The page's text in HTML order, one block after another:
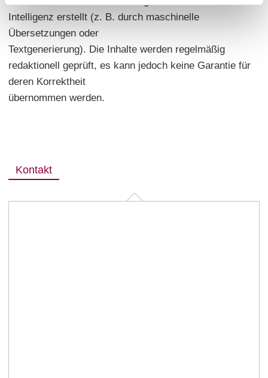
Intelligenz erstellt (z. B. durch maschinelle
Übersetzungen oder
Textgenerierung). Die Inhalte werden regelmäßig
redaktionell geprüft, es kann jedoch keine Garantie für
deren Korrektheit
übernommen werden.
Kontakt